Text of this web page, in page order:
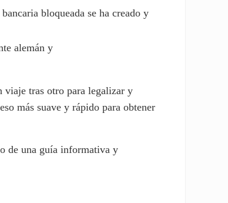
bloqueada se ha creado y
alemán y
viaje tras otro para legalizar y
más suave y rápido para obtener
de una guía informativa y